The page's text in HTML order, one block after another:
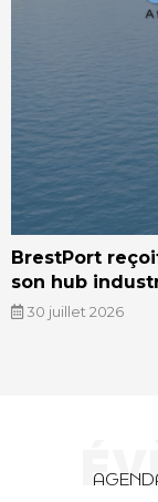
BrestPort
son hub
30 juillet 2026